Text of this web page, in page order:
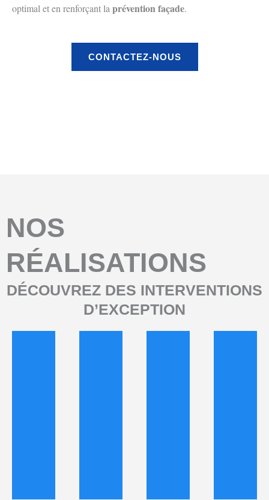
optimal et en renforçant laprévention façade.
CONTACTEZ-NOUS
NOS
RÉALISATIONS
DÉCOUVREZ DES INTERVENTIONS
D’EXCEPTION